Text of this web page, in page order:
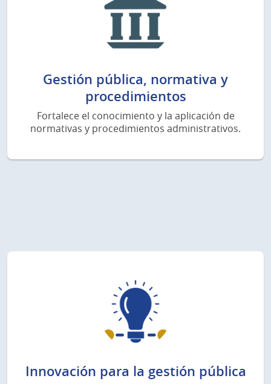
Gestión pública, normativa y
procedimientos
Fortalece el conocimiento y la aplicación de
normativas y procedimientos administrativos.
Innovación para la gestión pública